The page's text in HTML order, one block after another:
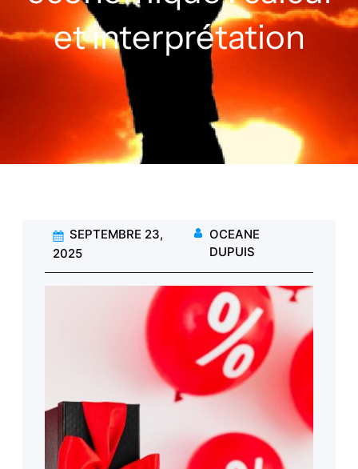
et interprétation
SEPTEMBRE 23,
2025
OCEANE
DUPUIS